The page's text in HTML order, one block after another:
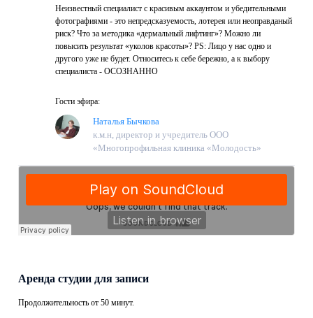
менеджмента, командообразования и
сервисориентирования. 15-летний опыт в создании и
продвижении «красивых» и медицинских бизнесов
Неизвестный специалист с красивым аккаунтом и убедительными
фотографиями - это непредсказуемость, лотерея или неоправданый
риск? Что за методика «дермальный лифтинг»? Можно ли
повысить результат «уколов красоты»? PS: Лицо у нас одно и
другого уже не будет. Относитесь к себе бережно, а к выбору
специалиста - ОСОЗНАННО
Гости эфира:
Наталья Бычкова
к.м.н, директор и учредитель ООО
«Многопрофильная клиника «Молодость»
Аренда студии для записи
Продолжительность от 50 минут.